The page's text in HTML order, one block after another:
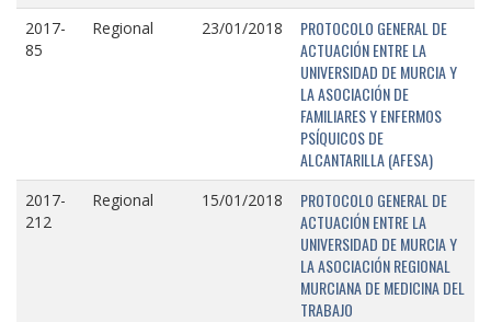
2017-
85
Regional 23/01/2018
PROTOCOLO GENERAL DE
ACTUACIÓN ENTRE LA
UNIVERSIDAD DE MURCIA Y
LA ASOCIACIÓN DE
FAMILIARES Y ENFERMOS
PSÍQUICOS DE
ALCANTARILLA (AFESA)
2017-
212
Regional 15/01/2018
PROTOCOLO GENERAL DE
ACTUACIÓN ENTRE LA
UNIVERSIDAD DE MURCIA Y
LA ASOCIACIÓN REGIONAL
MURCIANA DE MEDICINA DEL
TRABAJO